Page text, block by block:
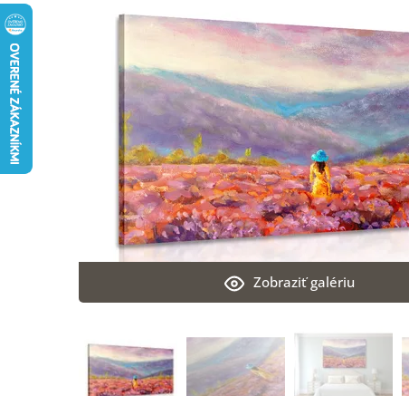
Zobraziť galériu